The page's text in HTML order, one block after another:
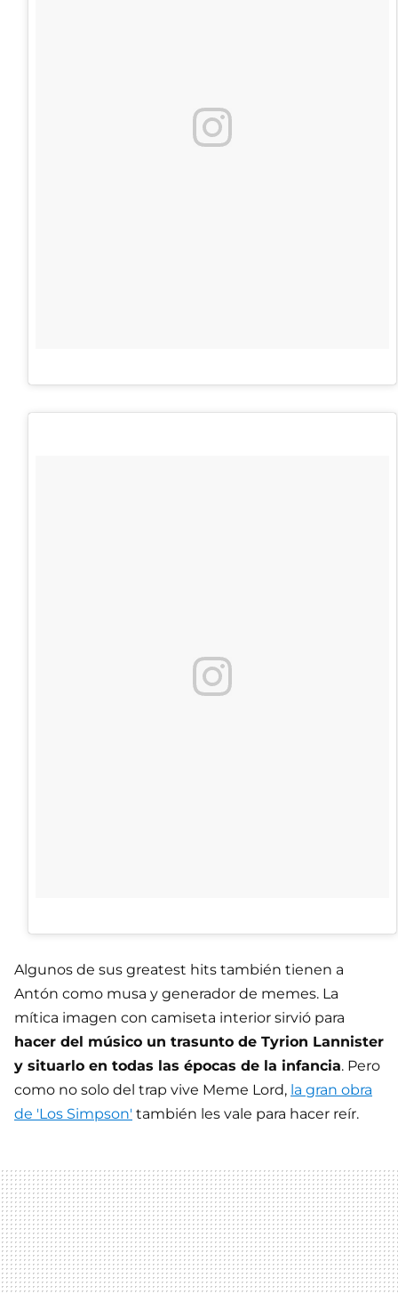
Algunos de sus greatest hits también tienen a
Antón como musa y generador de memes. La
mítica imagen con camiseta interior sirvió para
hacer del músico un trasunto de Tyrion Lannister
y situarlo en todas las épocas de la infancia. Pero
como no solo del trap vive Meme Lord, la gran obra
de 'Los Simpson' también les vale para hacer reír.